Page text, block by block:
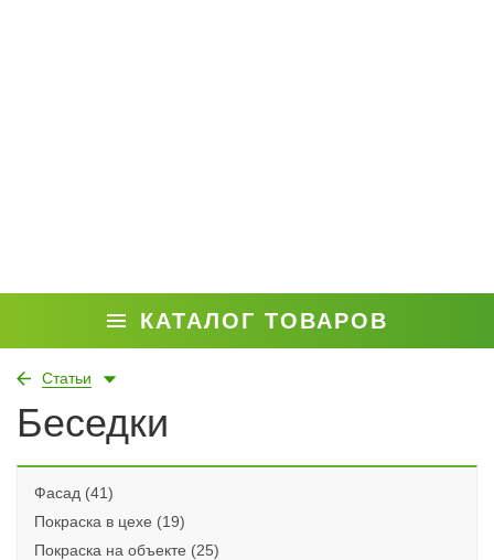
КАТАЛОГ ТОВАРОВ
Статьи
Беседки
Фасад (41)
Покраска в цехе (19)
Покраска на объекте (25)